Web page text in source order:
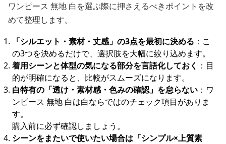
ワンピース 無地 白を選ぶ際に押さえるべきポイントを改
めて整理します。
「シルエット・素材・丈感」の3点を最初に決める ：こ
の3つを決めるだけで、選択肢を大幅に絞り込めます。
着用シーンと体型の気になる部分を言語化しておく ：目
的が明確になると、比較がスムーズになります。
白特有の「透け・素材感・色みの確認」を怠らない ：ワ
ンピース 無地 白は白ならではのチェック項目がありま
す。
購入前に必ず確認しましょう。
シーンをまたいで使いたい場合は「シンプル×上質素